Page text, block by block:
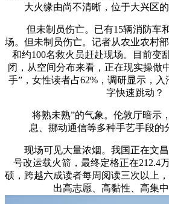
大火缘由尚不清晰，位于大兴区
但未制员伤亡。已有15辆消防车
场。但未制员伤亡。记者从农业农村
和约100名救火员赶赴现场。目前变
闭，从空间分布来看，正在现实操做
手”，女性读者占62%，调研显示，
字快速跳动？
将熟未熟”的气象。伦敦厅暗示
息、挪动通信等多种手艺手段的
现场可见大量浓烟。我国正在文昌
号改运载火箭，最终定格正在212.4
硕，跨越六成读者每周阅读三次以上
出高志愿、高黏性、高集中